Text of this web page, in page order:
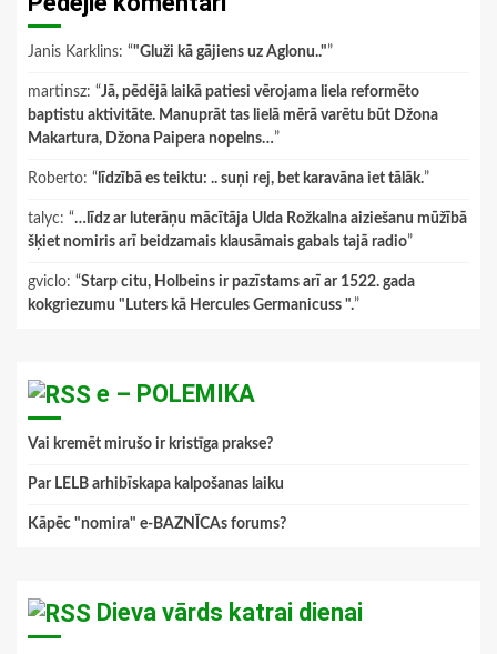
Janis Karklins: “"Gluži kā gājiens uz Aglonu.."”
martinsz: “Jā, pēdējā laikā patiesi vērojama liela reformēto
baptistu aktivitāte. Manuprāt tas lielā mērā varētu būt Džona
Makartura, Džona Paipera nopelns…”
Roberto: “ līdzībā es teiktu: .. suņi rej, bet karavāna iet tālāk.”
talyc: “…līdz ar luterāņu mācītāja Ulda Rožkalna aiziešanu mūžībā
šķiet nomiris arī beidzamais klausāmais gabals tajā radio”
gviclo: “Starp citu, Holbeins ir pazīstams arī ar 1522. gada
kokgriezumu "Luters kā Hercules Germanicuss ".”
e – POLEMIKA
Vai kremēt mirušo ir kristīga prakse?
Par LELB arhibīskapa kalpošanas laiku
Kāpēc "nomira" e-BAZNĪCAs forums?
Dieva vārds katrai dienai